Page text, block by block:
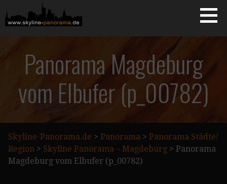
Inhalt
springen
SKYLINE-PANORAMA.DE
Panorama Magdeburg
vom Elbufer (p_00782)
Skyline-Panorama.de > Panorama > Panorama Städte/
Region > Skyline Panorama – Magdeburg > Panorama
Magdeburg vom Elbufer (p_00782)